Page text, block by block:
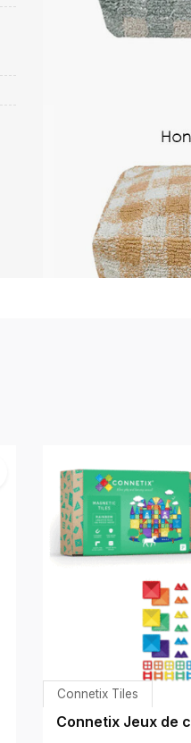
Connetix Tiles
Connetix Jeux de